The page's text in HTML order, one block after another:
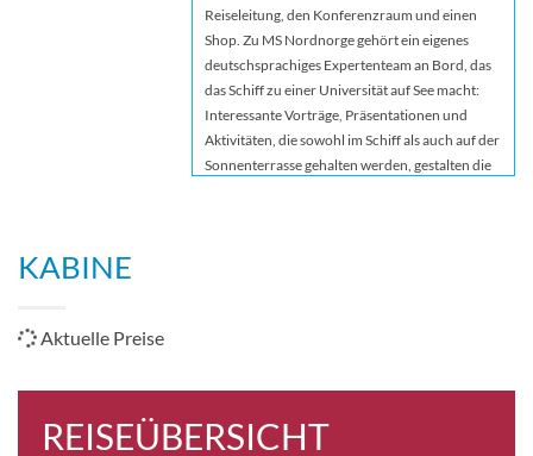
Reiseleitung, den Konferenzraum und einen
Shop. Zu MS Nordnorge gehört ein eigenes
deutschsprachiges Expertenteam an Bord, das
das Schiff zu einer Universität auf See macht:
Interessante Vorträge, Präsentationen und
Aktivitäten, die sowohl im Schiff als auch auf der
Sonnenterrasse gehalten werden, gestalten die
andere Phänomene lernen. Außerdem
Bedeutung des einzigartigen norwegischen
KABINE
Aktuelle Preise
REISEÜBERSICHT